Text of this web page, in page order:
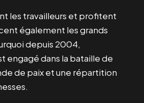
les travailleurs et profitent
également les grands
depuis 2004,
engagé dans la bataille de
de paix et une répartition